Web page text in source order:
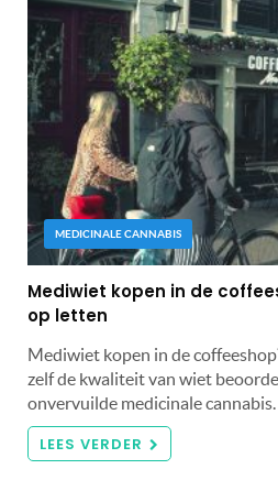
MEDICINALE CANNABIS
Mediwiet kopen in de
op letten
Mediwiet kopen in de
zelf de kwaliteit van wiet
onvervuilde medicinale cannabis.
LEES VERDER